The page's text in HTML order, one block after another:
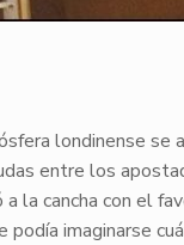
londinense se
entre los
la cancha con el
imaginarse